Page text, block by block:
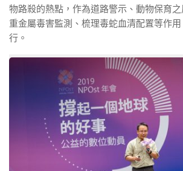
物路殺的熱點，作為道路警示、動物保育
重金屬毒害監測、梳理毒蛇血清配置等作
行。